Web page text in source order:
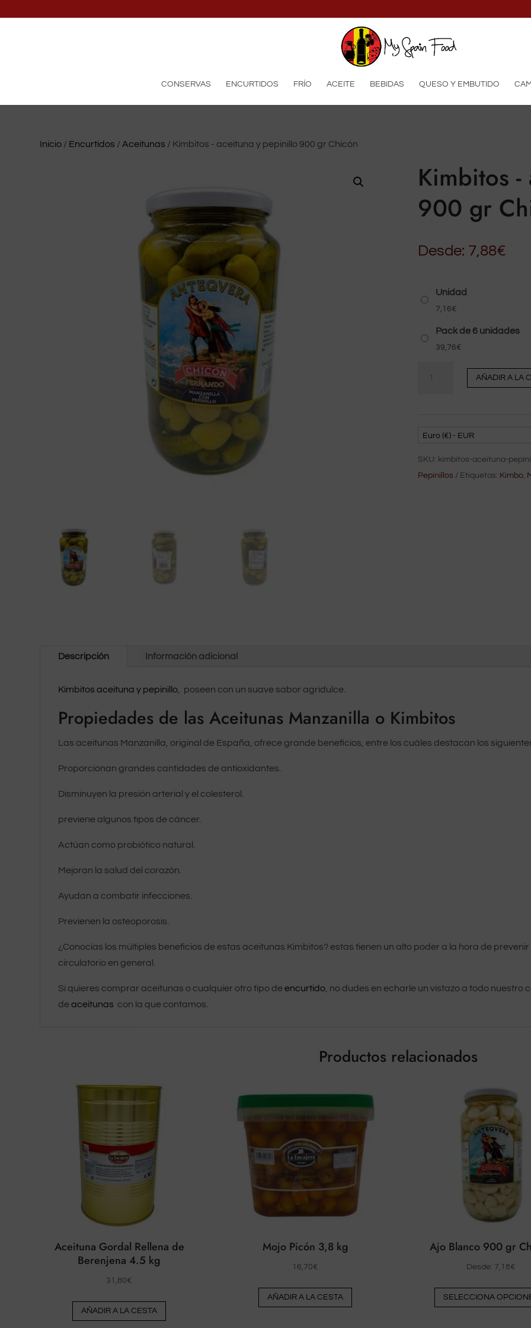
CONSERVAS ENCURTIDOS FRÍO ACEITE BEBIDAS QUESO Y EMBUTIDO
Inicio / Encurtidos / Aceitunas / Kimbitos - aceituna y pepinillo 900 gr Chicón
Kimbitos
900 gr
Desde: 7,88€
Unidad
7,16€
Pack de 6 unidades
39,76€
900
gr
AÑADIR A LA
Euro (€) - EUR
SKU: kimbitos-aceituna-
Pepinillos
Etiquetas: Kimbo,
Descripción Información adicional
Kimbitos aceituna y pepinillo , poseen con un suave sabor agridulce.
Propiedades de las Aceitunas Manzanilla o Kimbitos
Las aceitunas Manzanilla, original de España, ofrece grande beneficios, entre los cuáles destacan los
Proporcionan grandes cantidades de antioxidantes.
Disminuyen la presión arterial y el colesterol.
previene algunos tipos de cáncer.
Actúan como probiótico natural.
Mejoran la salud del corazón.
Ayudan a combatir infecciones.
Previenen la osteoporosis.
¿Conocías los múltiples beneficios de estas aceitunas Kimbitos? estas tienen un alto poder a la hora de
circulatorio en general.
Si quieres comprar aceitunas o cualquier otro tipo deencurtido , no dudes en echarle un vistazo a todo
deaceitunas con la que contamos.
Productos relacionados
Aceituna Gordal Rellena de
Berenjena 4.5 kg
31,80€
AÑADIR A LA CESTA
Mojo Picón 3,8 kg
16,70€
AÑADIR A LA CESTA
Ajo Blanco 900 gr
Desde: 7,18€
SELECCIONA